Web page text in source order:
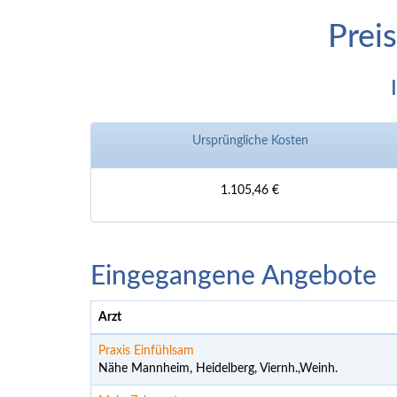
Ursprüngliche Kosten
1.105,46 €
Eingegangene Angebote
Arzt
Praxis Einfühlsam
Nähe Mannheim, Heidelberg, Viernh.,Weinh.